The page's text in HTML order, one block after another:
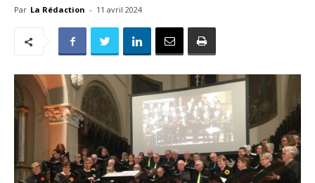
Par La Rédaction - 11 avril 2024